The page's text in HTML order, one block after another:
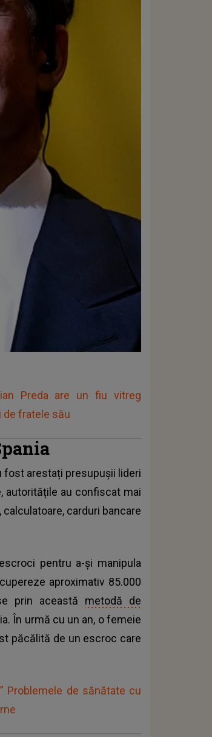
Preda are un fiu vitreg
de fratele său
fost arestați presupușii lideri
autoritățile au confiscat mai
carduri bancare
pentru a-și manipula
aproximativ 85.000
prin această metodă de
În urmă cu un an, o femeie
păcălită de un escroc care
Problemele de sănătate cu